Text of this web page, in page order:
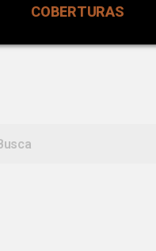
COBERTURAS